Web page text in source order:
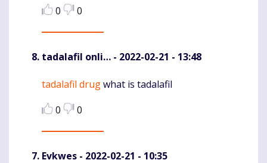
0
0
tadalafil onli… - 2022-02-21 - 13:48
Komentaras
tadalafil drugwhat is tadalafil
0
0
Evkwes - 2022-02-21 - 10:35